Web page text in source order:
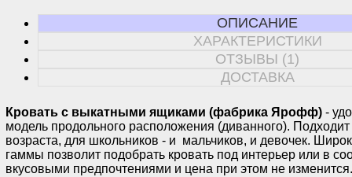
ОПИСАНИЕ
ХАРАКТЕРИСТИКИ
ОТЗЫВЫ (1)
ДОСТАВКА
Кровать с выкатными ящиками (фабрика Ярофф) -
модель продольного расположения (диванного). Подходит
возраста, для школьников - и мальчиков, и девочек.
гаммы позволит подобрать кровать под интерьер или в
вкусовыми предпочтениями и цена при этом не